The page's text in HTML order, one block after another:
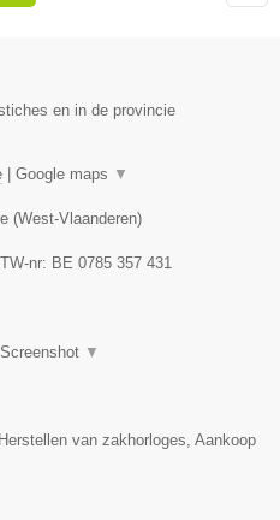
en in de provincie
| Google maps ▼
(West-Vlaanderen)
nr: BE 0785 357 431
Screenshot ▼
van zakhorloges, Aankoop